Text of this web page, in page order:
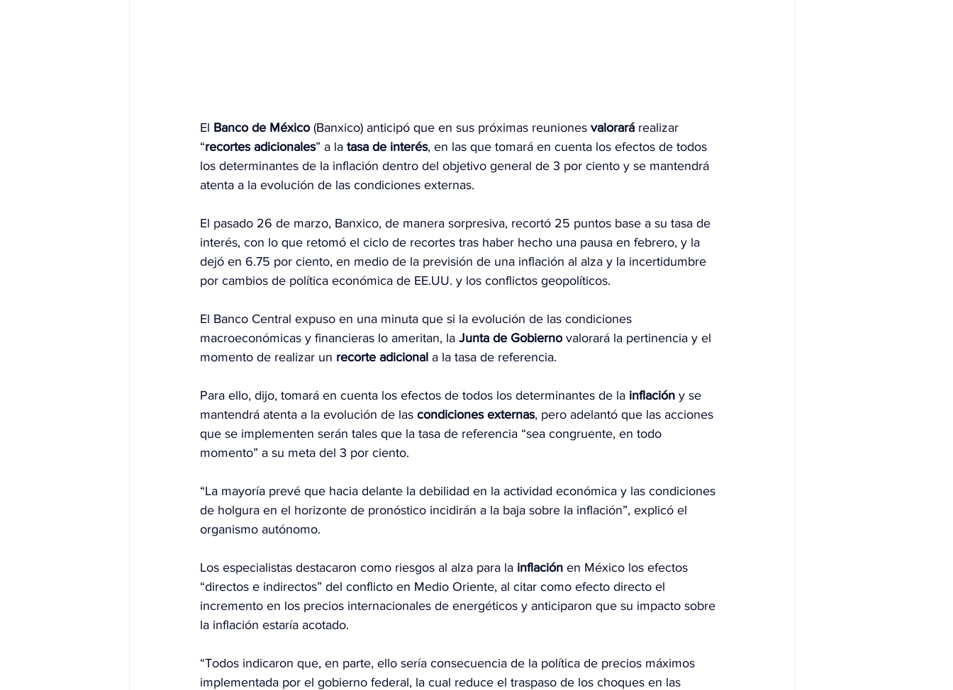
El Banco de México (Banxico) anticipó que en sus próximas reuniones valorará realizar
“recortes adicionales” a la tasa de interés, en las que tomará en cuenta los efectos de todos
los determinantes de la inflación dentro del objetivo general de 3 por ciento y se mantendrá
atenta a la evolución de las condiciones externas.
El pasado 26 de marzo, Banxico, de manera sorpresiva, recortó 25 puntos base a su tasa de
interés, con lo que retomó el ciclo de recortes tras haber hecho una pausa en febrero, y la
dejó en 6.75 por ciento, en medio de la previsión de una inflación al alza y la incertidumbre
por cambios de política económica de EE.UU. y los conflictos geopolíticos.
El Banco Central expuso en una minuta que si la evolución de las condiciones
macroeconómicas y financieras lo ameritan, la Junta de Gobierno valorará la pertinencia y el
momento de realizar un recorte adicional a la tasa de referencia.
Para ello, dijo, tomará en cuenta los efectos de todos los determinantes de la inflación y se
mantendrá atenta a la evolución de las condiciones externas, pero adelantó que las acciones
que se implementen serán tales que la tasa de referencia “sea congruente, en todo
momento” a su meta del 3 por ciento.
“La mayoría prevé que hacia delante la debilidad en la actividad económica y las condiciones
de holgura en el horizonte de pronóstico incidirán a la baja sobre la inflación”, explicó el
organismo autónomo.
Los especialistas destacaron como riesgos al alza para la inflación en México los efectos
“directos e indirectos” del conflicto en Medio Oriente, al citar como efecto directo el
incremento en los precios internacionales de energéticos y anticiparon que su impacto sobre
la inflación estaría acotado.
“Todos indicaron que, en parte, ello sería consecuencia de la política de precios máximos
implementada por el gobierno federal, la cual reduce el traspaso de los choques en las